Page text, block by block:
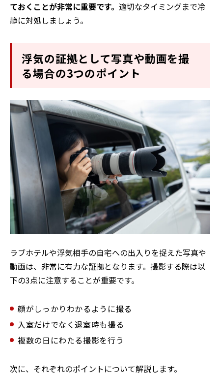
ておくことが非常に重要です。 適切なタイミングまで冷
静に対処しましょう。
浮気の証拠として写真や動画を撮
る場合の3つのポイント
ラブホテルや浮気相手の自宅への出入りを捉えた写真や
動画は、非常に有力な証拠となります。撮影する際は以
下の3点に注意することが重要です。
顔がしっかりわかるように撮る
入室だけでなく退室時も撮る
複数の日にわたる撮影を行う
次に、それぞれのポイントについて解説します。